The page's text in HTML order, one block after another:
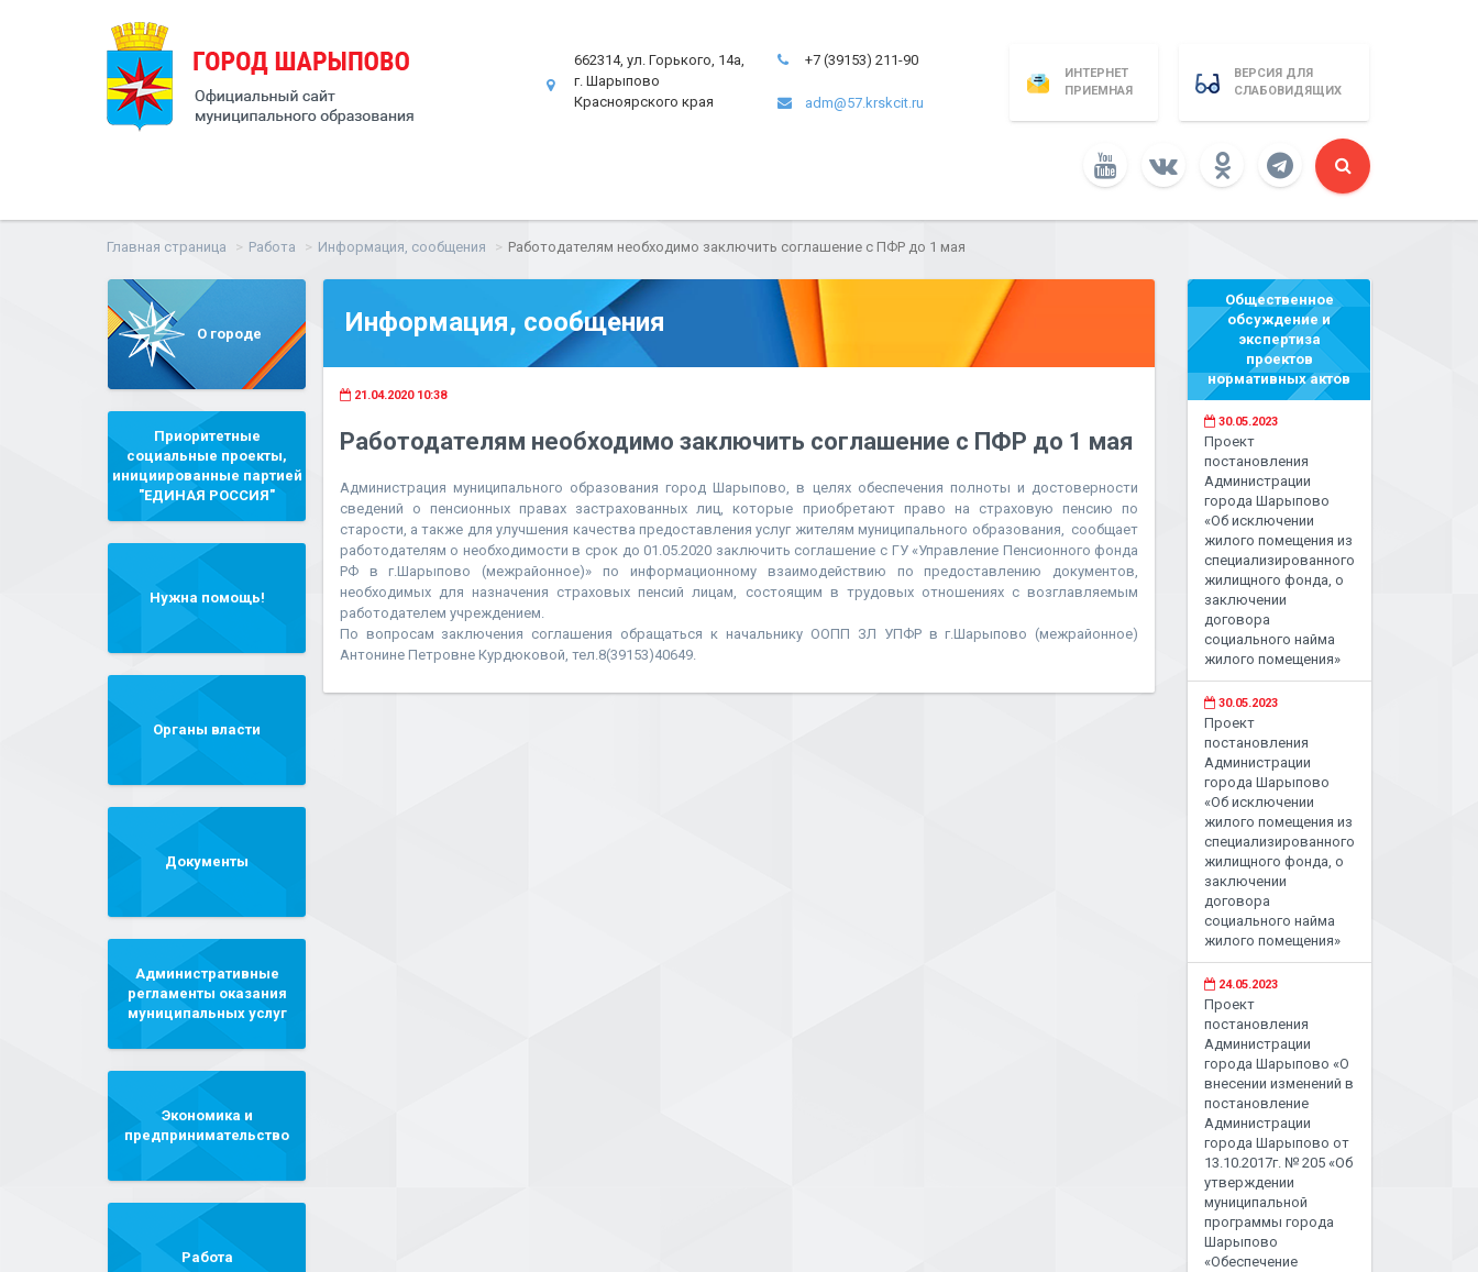
662314, ул. Горького, 14а,
г. Шарыпово
Красноярского края
+7 (39153) 211-90
adm@57.krskcit.ru
ИНТЕРНЕТ
ПРИЕМНАЯ
ВЕРСИЯ ДЛЯ
СЛАБОВИДЯЩИХ
Главная страница Работа Информация, сообщения Работодателям необходимо заключить соглашение с ПФР до 1 мая
О городе
Приоритетные
социальные проекты,
инициированные партией
"ЕДИНАЯ РОССИЯ"
Нужна помощь!
Органы власти
Документы
Административные
регламенты оказания
муниципальных услуг
Экономика и
предпринимательство
Работа
Информация, сообщения
21.04.2020 10:38
Работодателям необходимо заключить соглашение с ПФР до 1 мая
Администрация муниципального образования город Шарыпово, в целях обеспечения полноты и достоверности
сведений о пенсионных правах застрахованных лиц, которые приобретают право на страховую пенсию по
старости, а также для улучшения качества предоставления услуг жителям муниципального образования, сообщает
работодателям о необходимости в срок до 01.05.2020 заключить соглашение с ГУ «Управление Пенсионного фонда
РФ в г.Шарыпово (межрайонное)» по информационному взаимодействию по предоставлению документов,
необходимых для назначения страховых пенсий лицам, состоящим в трудовых отношениях с возглавляемым
работодателем учреждением.
По вопросам заключения соглашения обращаться к начальнику ООПП ЗЛ УПФР в г.Шарыпово (межрайонное)
Антонине Петровне Курдюковой, тел.8(39153)40649.
Общественное
обсуждение и
экспертиза
проектов
нормативных актов
30.05.2023
Проект
постановления
Администрации
города Шарыпово
«Об исключении
жилого помещения из
специализированного
жилищного фонда, о
заключении
договора
социального найма
жилого помещения»
30.05.2023
Проект
постановления
Администрации
города Шарыпово
«Об исключении
жилого помещения из
специализированного
жилищного фонда, о
заключении
договора
социального найма
жилого помещения»
24.05.2023
Проект
постановления
Администрации
города Шарыпово «О
внесении изменений в
постановление
Администрации
города Шарыпово от
13.10.2017г. № 205 «Об
утверждении
муниципальной
программы города
Шарыпово
«Обеспечение